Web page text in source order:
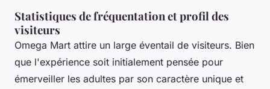
Statistiques de fréquentation et profil des
visiteurs
Omega Mart attire un large éventail de visiteurs. Bien
que l'expérience soit initialement pensée pour
émerveiller les adultes par son caractère unique et